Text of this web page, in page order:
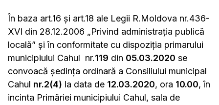
În baza art.16 şi art.18 ale Legii R.Moldova nr.436-
XVI din 28.12.2006 „Privind administraţia publică
locală” şi în conformitate cu dispoziţia primarului
municipiului Cahul nr.119 din 05.03.2020 se
convoacă şedinţa ordinară a Consiliului municipal
Cahul nr.2(4) la data de 12.03.2020, ora 10.00, în
incinta Primăriei municipiului Cahul, sala de